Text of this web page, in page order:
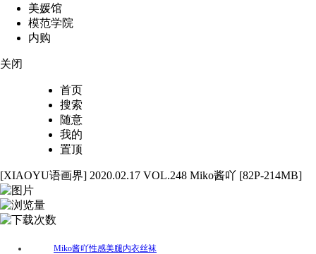
美媛馆
模范学院
内购
关闭
首页
搜索
随意
我的
置顶
[XIAOYU语画界] 2020.02.17 VOL.248 Miko酱吖 [82P-214MB]
Miko酱吖性感美腿内衣丝袜